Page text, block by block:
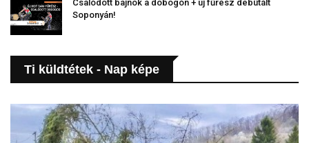
Csalódott bajnok a dobogón + új fűrész debütált
Soponyán!
Ti küldtétek - Nap képe